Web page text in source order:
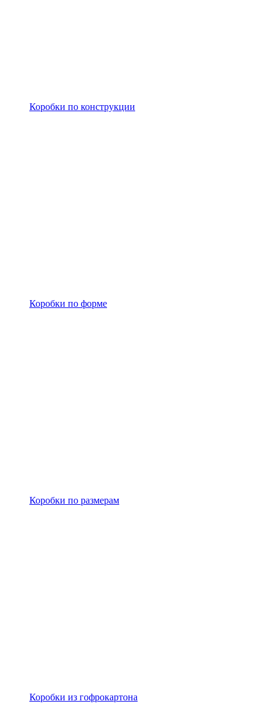
Коробки по конструкции
Коробки по форме
Коробки по размерам
Коробки из гофрокартона